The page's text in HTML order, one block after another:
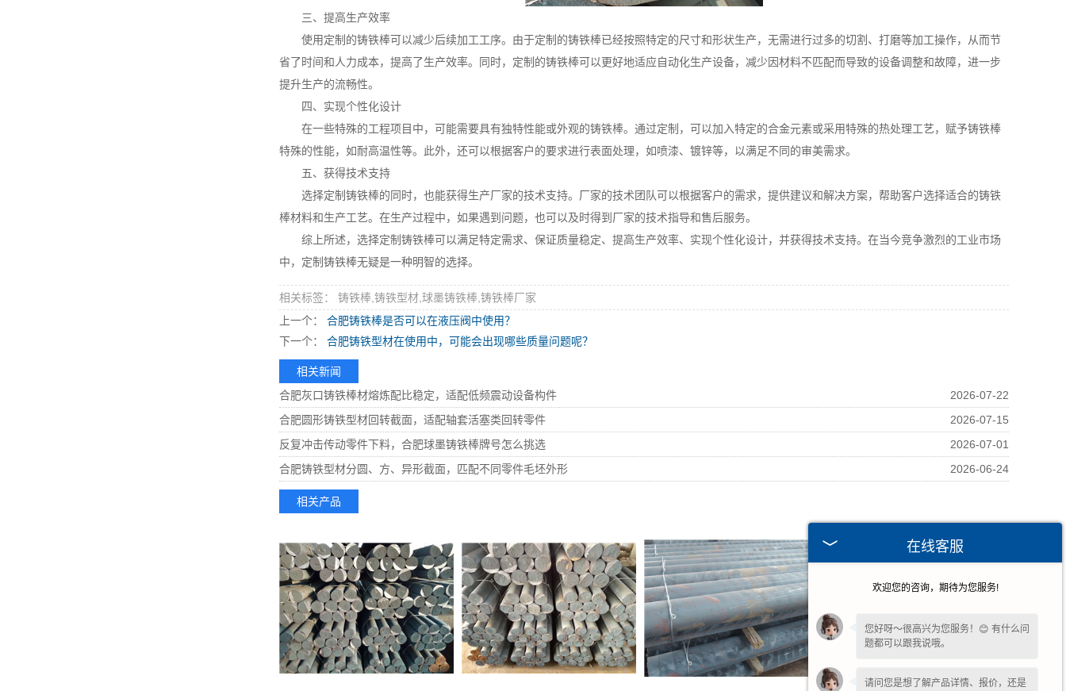
三、提高生产效率
使用定制的铸铁棒可以减少后续加工工序。由于定制的铸铁棒已经按照特定的尺寸和形状生产，无需进行过多的切割、打磨等加工操作，从而节
省了时间和人力成本，提高了生产效率。同时，定制的铸铁棒可以更好地适应自动化生产设备，减少因材料不匹配而导致的设备调整和故障，进一步
提升生产的流畅性。
四、实现个性化设计
在一些特殊的工程项目中，可能需要具有独特性能或外观的铸铁棒。通过定制，可以加入特定的合金元素或采用特殊的热处理工艺，赋予铸铁棒
特殊的性能，如耐高温性等。此外，还可以根据客户的要求进行表面处理，如喷漆、镀锌等，以满足不同的审美需求。
五、获得技术支持
选择定制铸铁棒的同时，也能获得生产厂家的技术支持。厂家的技术团队可以根据客户的需求，提供建议和解决方案，帮助客户选择适合的铸铁
棒材料和生产工艺。在生产过程中，如果遇到问题，也可以及时得到厂家的技术指导和售后服务。
综上所述，选择定制铸铁棒可以满足特定需求、保证质量稳定、提高生产效率、实现个性化设计，并获得技术支持。在当今竞争激烈的工业市场
中，定制铸铁棒无疑是一种明智的选择。
相关标签： 铸铁棒,铸铁型材,球墨铸铁棒,铸铁棒厂家
上一个：
合肥铸铁棒是否可以在液压阀中使用？
下一个：
合肥铸铁型材在使用中，可能会出现哪些质量问题呢？
相关新闻
合肥灰口铸铁棒材熔炼配比稳定，适配低频震动设备构件
2026-07-22
合肥圆形铸铁型材回转截面，适配轴套活塞类回转零件
2026-07-15
反复冲击传动零件下料，合肥球墨铸铁棒牌号怎么挑选
2026-07-01
合肥铸铁型材分圆、方、异形截面，匹配不同零件毛坯外形
2026-06-24
相关产品
在线客服
欢迎您的咨询，期待为您服务!
您好呀～很高兴为您服务！😊 有什么问
题都可以跟我说哦。
请问您是想了解产品详情、报价，还是